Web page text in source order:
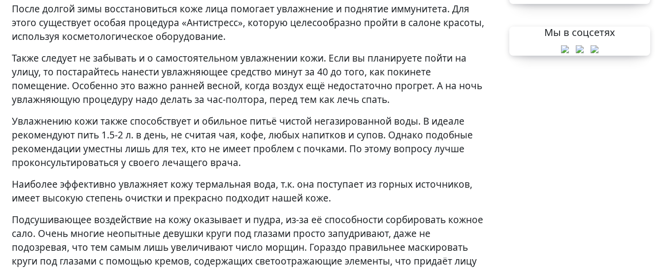
После долгой зимы восстановиться коже лица помогает увлажнение и поднятие иммунитета. Для
этого существует особая процедура «Антистресс», которую целесообразно пройти в салоне красоты,
используя косметологическое оборудование.
Также следует не забывать и о самостоятельном увлажнении кожи. Если вы планируете пойти на
улицу, то постарайтесь нанести увлажняющее средство минут за 40 до того, как покинете
помещение. Особенно это важно ранней весной, когда воздух ещё недостаточно прогрет. А на ночь
увлажняющую процедуру надо делать за час-полтора, перед тем как лечь спать.
Увлажнению кожи также способствует и обильное питьё чистой негазированной воды. В идеале
рекомендуют пить 1.5-2 л. в день, не считая чая, кофе, любых напитков и супов. Однако подобные
рекомендации уместны лишь для тех, кто не имеет проблем с почками. По этому вопросу лучше
проконсультироваться у своего лечащего врача.
Наиболее эффективно увлажняет кожу термальная вода, т.к. она поступает из горных источников,
имеет высокую степень очистки и прекрасно подходит нашей коже.
Подсушивающее воздействие на кожу оказывает и пудра, из-за её способности сорбировать кожное
сало. Очень многие неопытные девушки круги под глазами просто запудривают, даже не
подозревая, что тем самым лишь увеличивают число морщин. Гораздо правильнее маскировать
круги под глазами с помощью кремов, содержащих светоотражающие элементы, что придаёт лицу
Мы в соцсетях